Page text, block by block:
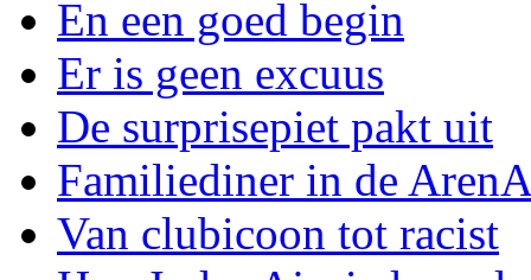
En een goed begin
Er is geen excuus
De surprisepiet pakt uit
Familiediner in de
Van clubicoon tot racist